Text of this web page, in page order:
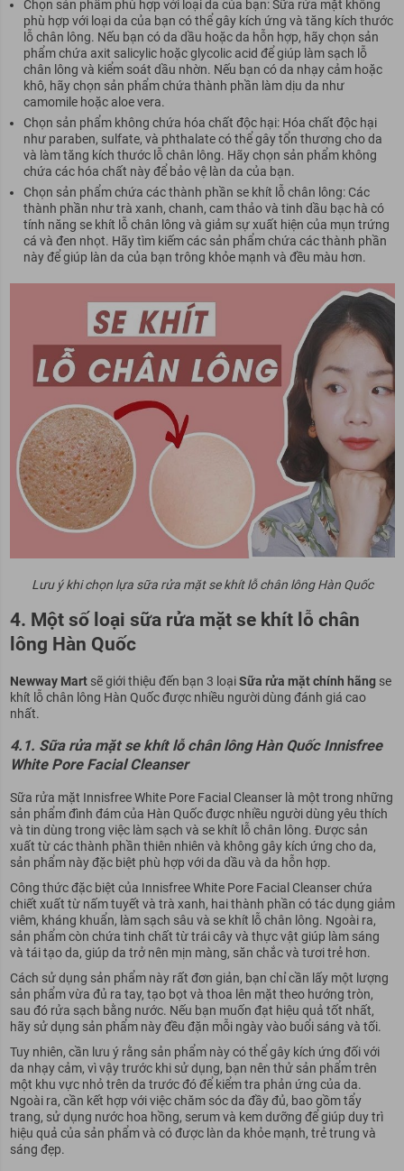
Chọn sản phẩm phù hợp với loại da của bạn: Sữa rửa mặt không
phù hợp với loại da của bạn có thể gây kích ứng và tăng kích thước
lỗ chân lông. Nếu bạn có da dầu hoặc da hỗn hợp, hãy chọn sản
phẩm chứa axit salicylic hoặc glycolic acid để giúp làm sạch lỗ
chân lông và kiểm soát dầu nhờn. Nếu bạn có da nhạy cảm hoặc
khô, hãy chọn sản phẩm chứa thành phần làm dịu da như
camomile hoặc aloe vera.
Chọn sản phẩm không chứa hóa chất độc hại: Hóa chất độc hại
như paraben, sulfate, và phthalate có thể gây tổn thương cho da
và làm tăng kích thước lỗ chân lông. Hãy chọn sản phẩm không
chứa các hóa chất này để bảo vệ làn da của bạn.
Chọn sản phẩm chứa các thành phần se khít lỗ chân lông: Các
thành phần như trà xanh, chanh, cam thảo và tinh dầu bạc hà có
tính năng se khít lỗ chân lông và giảm sự xuất hiện của mụn trứng
cá và đen nhọt. Hãy tìm kiếm các sản phẩm chứa các thành phần
này để giúp làn da của bạn trông khỏe mạnh và đều màu hơn.
Lưu ý khi chọn lựa sữa rửa mặt se khít lỗ chân lông Hàn Quốc
4. Một số loại sữa rửa mặt se khít lỗ chân
lông Hàn Quốc
Newway Martsẽ giới thiệu đến bạn 3 loạiSữa rửa mặt chính hãngse
khít lỗ chân lông Hàn Quốc được nhiều người dùng đánh giá cao
nhất.
4.1. Sữa rửa mặt se khít lỗ chân lông Hàn Quốc Innisfree
White Pore Facial Cleanser
Sữa rửa mặt Innisfree White Pore Facial Cleanser là một trong những
sản phẩm đình đám của Hàn Quốc được nhiều người dùng yêu thích
và tin dùng trong việc làm sạch và se khít lỗ chân lông. Được sản
xuất từ các thành phần thiên nhiên và không gây kích ứng cho da,
sản phẩm này đặc biệt phù hợp với da dầu và da hỗn hợp.
Công thức đặc biệt của Innisfree White Pore Facial Cleanser chứa
chiết xuất từ nấm tuyết và trà xanh, hai thành phần có tác dụng giảm
viêm, kháng khuẩn, làm sạch sâu và se khít lỗ chân lông. Ngoài ra,
sản phẩm còn chứa tinh chất từ trái cây và thực vật giúp làm sáng
và tái tạo da, giúp da trở nên mịn màng, săn chắc và tươi trẻ hơn.
Cách sử dụng sản phẩm này rất đơn giản, bạn chỉ cần lấy một lượng
sản phẩm vừa đủ ra tay, tạo bọt và thoa lên mặt theo hướng tròn,
sau đó rửa sạch bằng nước. Nếu bạn muốn đạt hiệu quả tốt nhất,
hãy sử dụng sản phẩm này đều đặn mỗi ngày vào buổi sáng và tối.
Tuy nhiên, cần lưu ý rằng sản phẩm này có thể gây kích ứng đối với
da nhạy cảm, vì vậy trước khi sử dụng, bạn nên thử sản phẩm trên
một khu vực nhỏ trên da trước đó để kiểm tra phản ứng của da.
Ngoài ra, cần kết hợp với việc chăm sóc da đầy đủ, bao gồm tẩy
trang, sử dụng nước hoa hồng, serum và kem dưỡng để giúp duy trì
hiệu quả của sản phẩm và có được làn da khỏe mạnh, trẻ trung và
sáng đẹp.